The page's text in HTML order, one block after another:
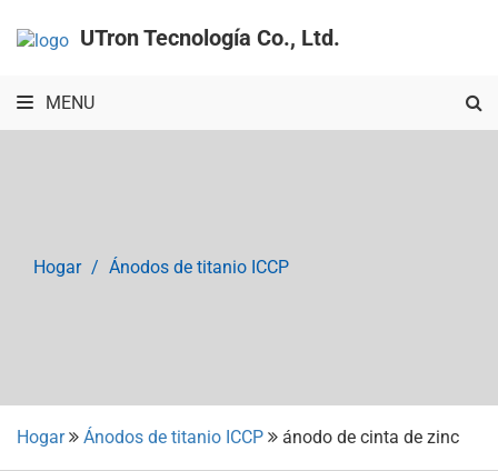
UTron Tecnología Co., Ltd.
MENU
Hogar Ánodos de titanio ICCP
Hogar Ánodos de titanio ICCP ánodo de cinta de zinc